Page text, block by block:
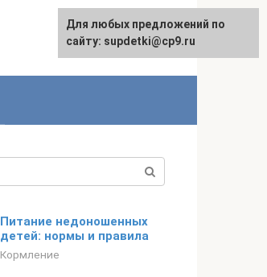
English
Питание недоношенных
детей: нормы и правила
Кормление
Для любых предложений по
сайту: supdetki@cp9.ru